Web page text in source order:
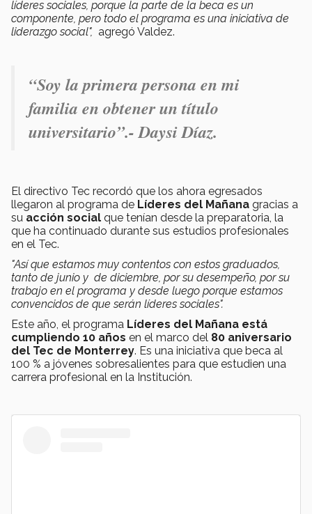
líderes sociales, porque la parte de la beca es un
componente, pero todo el programa es una iniciativa de
liderazgo social", agregó Valdez.
“Soy la primera persona en mi
familia en obtener un título
universitario”.- Daysi Díaz.
El directivo Tec recordó que los ahora egresados
llegaron al programa de Líderes del Mañana gracias a
su acción social que tenían desde la preparatoria, la
que ha continuado durante sus estudios profesionales
en el Tec.
"Así que estamos muy contentos con estos graduados,
tanto de junio y de diciembre, por su desempeño, por su
trabajo en el programa y desde luego porque estamos
convencidos de que serán líderes sociales".
Este año, el programa Líderes del Mañana está
cumpliendo 10 años en el marco del 80 aniversario
del Tec de Monterrey. Es una iniciativa que beca al
100 % a jóvenes sobresalientes para que estudien una
carrera profesional en la Institución.